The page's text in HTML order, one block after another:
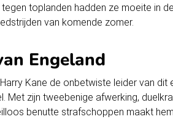
toplanden hadden ze moeite in
van komende zomer.
Engeland
Kane de onbetwiste leider van
zijn tweebenige afwerking,
benutte strafschoppen maakt